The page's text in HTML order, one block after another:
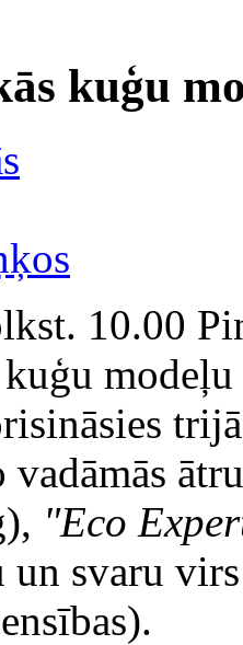
kuģu
10.00
"Eco
un svaru